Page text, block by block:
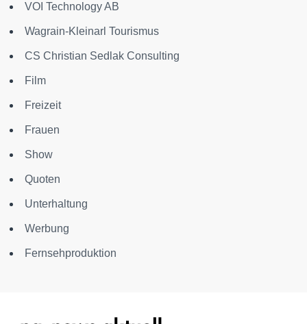
VOI Technology AB
Wagrain-Kleinarl Tourismus
CS Christian Sedlak Consulting
Film
Freizeit
Frauen
Show
Quoten
Unterhaltung
Werbung
Fernsehproduktion